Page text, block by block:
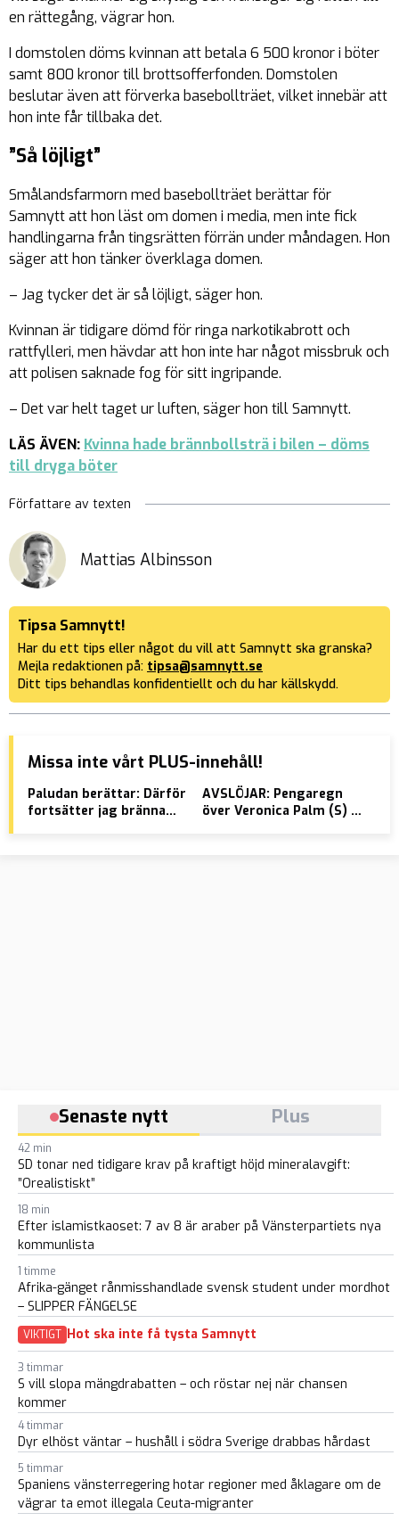
en rättegång, vägrar hon.
I domstolen döms kvinnan att betala 6 500 kronor i böter
samt 800 kronor till brottsofferfonden. Domstolen
beslutar även att förverka basebollträet, vilket innebär att
hon inte får tillbaka det.
”Så löjligt”
Smålandsfarmorn med basebollträet berättar för
Samnytt att hon läst om domen i media, men inte fick
handlingarna från tingsrätten förrän under måndagen. Hon
säger att hon tänker överklaga domen.
– Jag tycker det är så löjligt, säger hon.
Kvinnan är tidigare dömd för ringa narkotikabrott och
rattfylleri, men hävdar att hon inte har något missbruk och
att polisen saknade fog för sitt ingripande.
– Det var helt taget ur luften, säger hon till Samnytt.
LÄS ÄVEN: Kvinna hade brännbollsträ i bilen – döms
till dryga böter
Författare av texten
Mattias Albinsson
Tipsa Samnytt!
Har du ett tips eller något du vill att Samnytt ska granska?
Mejla redaktionen på: tipsa@samnytt.se
Ditt tips behandlas konfidentiellt och du har källskydd.
Missa inte vårt PLUS-innehåll!
Paludan berättar: Därför
fortsätter jag bränna
AVSLÖJAR: Pengaregn
över Veronica Palm (S) –
Senaste nytt Plus
42 min
SD tonar ned tidigare krav på kraftigt höjd mineralavgift:
”Orealistiskt”
18 min
Efter islamistkaoset: 7 av 8 är araber på Vänsterpartiets nya
kommunlista
1 timme
Afrika-gänget rånmisshandlade svensk student under mordhot
– SLIPPER FÄNGELSE
VIKTIGT Hot ska inte få tysta Samnytt
3 timmar
S vill slopa mängdrabatten – och röstar nej när chansen
kommer
4 timmar
Dyr elhöst väntar – hushåll i södra Sverige drabbas hårdast
5 timmar
Spaniens vänsterregering hotar regioner med åklagare om de
vägrar ta emot illegala Ceuta-migranter